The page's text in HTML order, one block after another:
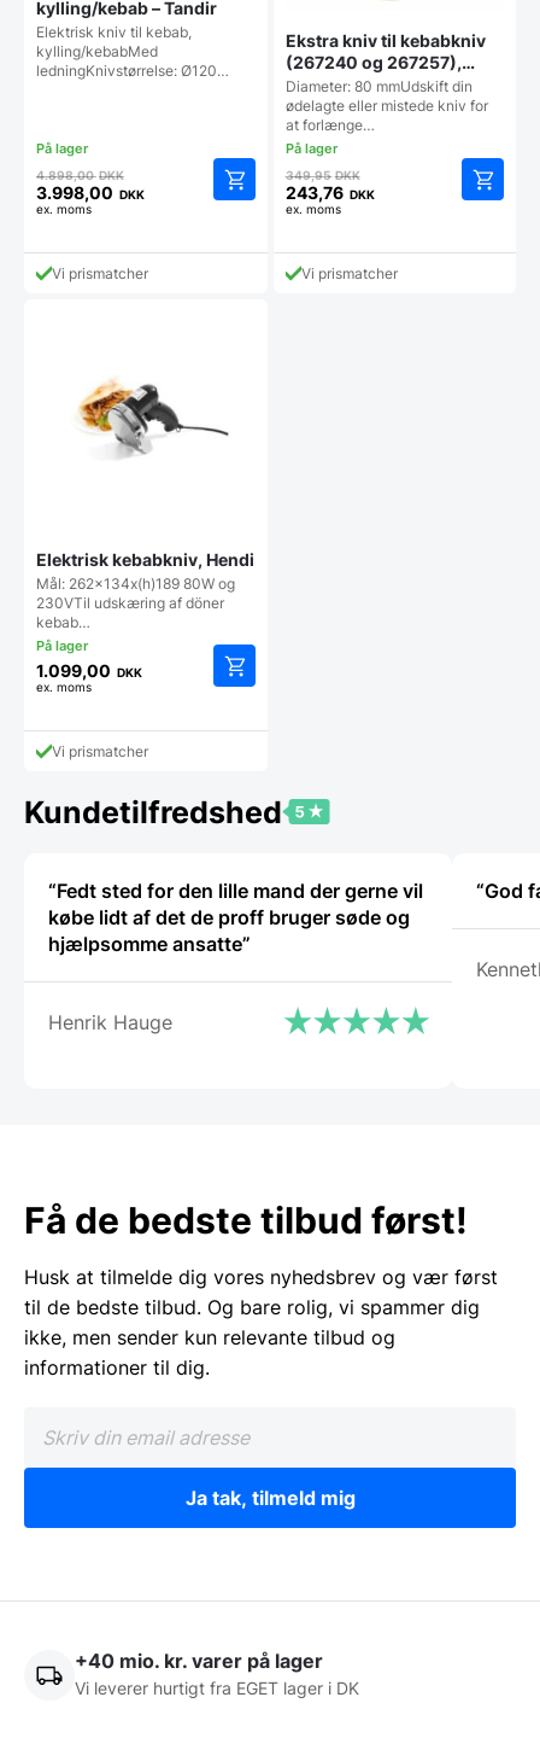
kylling/kebab – Tandir
Elektrisk kniv til kebab,
kylling/kebabMed
ledningKnivstørrelse: Ø120…
4.898,00DKKDen
oprindelige
4.898,00 DKK.
3.998,00 DKK
Den
pris
er:
ex. moms
Vi prismatcher
Ekstra kniv til kebabkniv
(267240 og 267257),
Hendi
Diameter: 80 mmUdskift din
ødelagte eller mistede kniv for
at forlænge…
349,95DKKDen
oprindelige
349,95 DKK.
243,76 DKK
Den
pris
er:
ex. moms
Vi prismatcher
Elektrisk kebabkniv, Hendi
Mål: 262x134x(h)189 80W og
230VTil udskæring af döner
kebab…
1.099,00 DKK
ex. moms
Vi prismatcher
Kundetilfredshed
“Fedt sted for den lille mand der gerne vil
købe lidt af det de proff bruger søde og
hjælpsomme ansatte”
Henrik Hauge
“God
Få de bedste tilbud først!
Husk at tilmelde dig vores nyhedsbrev og vær først
til de bedste tilbud. Og bare rolig, vi spammer dig
ikke, men sender kun relevante tilbud og
informationer til dig.
Ja tak, tilmeld mig
+40 mio. kr. varer på lager
Vi leverer hurtigt fra EGET lager i DK